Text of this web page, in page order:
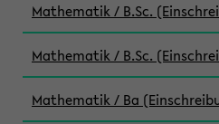
Mathematik / B.Sc.
Mathematik / B.Sc.
Mathematik / Ba